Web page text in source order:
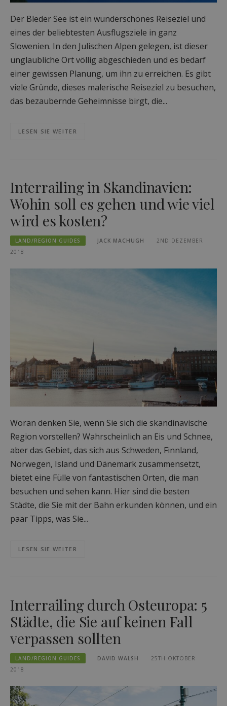
Der Bleder See ist ein wunderschönes Reiseziel und
eines der beliebtesten Ausflugsziele in ganz
Slowenien. In den Julischen Alpen gelegen, ist dieser
unglaubliche Ort völlig abgeschieden und es bedarf
einer gewissen Planung, um ihn zu erreichen. Es gibt
viele Gründe, dieses malerische Reiseziel zu besuchen,
das bezaubernde Geheimnisse birgt, die...
LESEN SIE WEITER
Interrailing in Skandinavien:
Wohin soll es gehen und wie viel
wird es kosten?
LAND/REGION GUIDES JACK MACHUGH
2ND DEZEMBER
2018
Woran denken Sie, wenn Sie sich die skandinavische
Region vorstellen? Wahrscheinlich an Eis und Schnee,
aber das Gebiet, das sich aus Schweden, Finnland,
Norwegen, Island und Dänemark zusammensetzt,
bietet eine Fülle von fantastischen Orten, die man
besuchen und sehen kann. Hier sind die besten
Städte, die Sie mit der Bahn erkunden können, und ein
paar Tipps, was Sie...
LESEN SIE WEITER
Interrailing durch Osteuropa: 5
Städte, die Sie auf keinen Fall
verpassen sollten
LAND/REGION GUIDES DAVID WALSH
25TH OKTOBER
2018